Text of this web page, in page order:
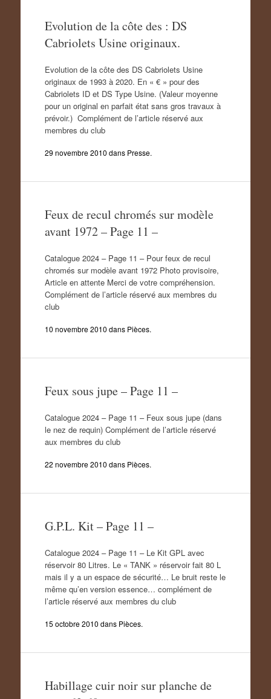
Evolution de la côte des : DS
Cabriolets Usine originaux.
Evolution de la côte des DS Cabriolets Usine
originaux de 1993 à 2020. En « € » pour des
Cabriolets ID et DS Type Usine. (Valeur moyenne
pour un original en parfait état sans gros travaux à
prévoir.) Complément de l’article réservé aux
membres du club
29 novembre 2010 dans Presse.
Feux de recul chromés sur modèle
avant 1972 – Page 11 –
Catalogue 2024 – Page 11 – Pour feux de recul
chromés sur modèle avant 1972 Photo provisoire,
Article en attente Merci de votre compréhension.
Complément de l’article réservé aux membres du
club
10 novembre 2010 dans Pièces.
Feux sous jupe – Page 11 –
Catalogue 2024 – Page 11 – Feux sous jupe (dans
le nez de requin) Complément de l’article réservé
aux membres du club
22 novembre 2010 dans Pièces.
G.P.L. Kit – Page 11 –
Catalogue 2024 – Page 11 – Le Kit GPL avec
réservoir 80 Litres. Le « TANK » réservoir fait 80 L
mais il y a un espace de sécurité… Le bruit reste le
même qu’en version essence… complément de
l’article réservé aux membres du club
15 octobre 2010 dans Pièces.
Habillage cuir noir sur planche de